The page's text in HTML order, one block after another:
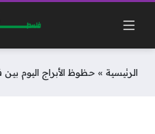
الرئيسية » حظوظ الأبراج اليوم